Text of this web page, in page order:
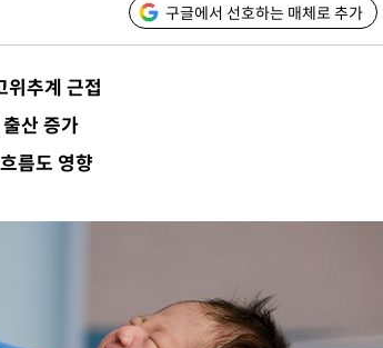
이병태
(종합)
만개
과감히
향
지역
망지 못
]
구글에서 선호하는 매체로 추가
추계 근접
산 증가
름도 영향